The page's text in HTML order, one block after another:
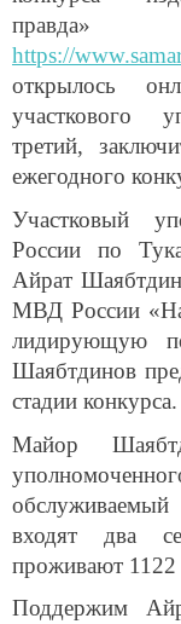
правда»
https://
открылось
участкового
третий,
ежегодного
Участковый
России по
Айрат
МВД России
лидирующую
Шаябтдинов
стадии конкурса.
Майор
входят два
проживают 1122
Поддержим